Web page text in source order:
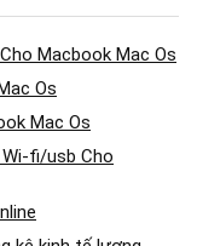
Macbook Mac Os
Os
Mac Os
Wi-fi/usb Cho